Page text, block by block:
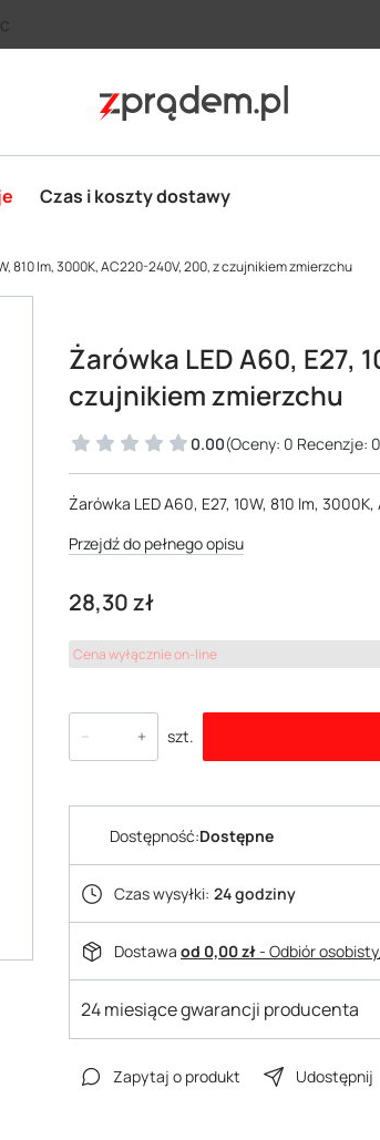
Czas i koszty dostawy
810 lm, 3000K, AC220-240V, 200, z czujnikiem zmierzchu
Żarówka LED A60, E27,
czujnikiem zmierzchu
0.00(Oceny: 0 Recenzje:
Żarówka LED A60, E27, 10W, 810 lm,
Przejdź do pełnego opisu
Cena
28,30 zł
Cena wyłącznie on-line
szt.
Dostępność:Dostępne
Czas wysyłki: 24 godziny
Dostawa od 0,00 zł- Odbiór
24 miesiące gwarancji producenta
Zapytaj o produkt Udostępnij